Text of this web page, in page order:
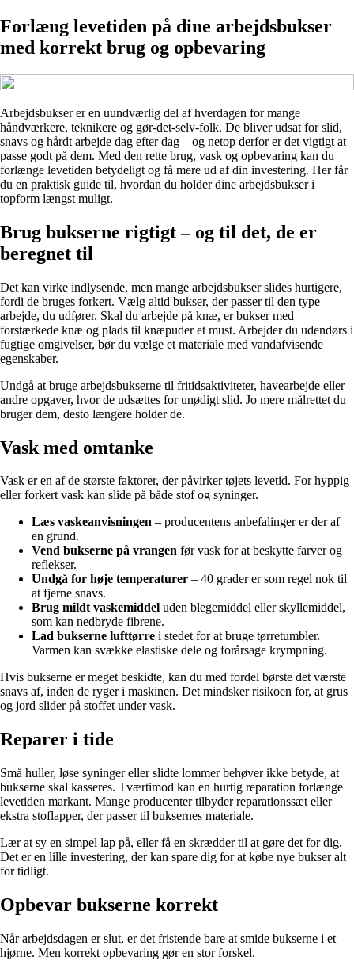
Forlæng levetiden på dine arbejdsbukser
med korrekt brug og opbevaring
Arbejdsbukser er en uundværlig del af hverdagen for mange
håndværkere, teknikere og gør-det-selv-folk. De bliver udsat for slid,
snavs og hårdt arbejde dag efter dag – og netop derfor er det vigtigt at
passe godt på dem. Med den rette brug, vask og opbevaring kan du
forlænge levetiden betydeligt og få mere ud af din investering. Her får
du en praktisk guide til, hvordan du holder dine arbejdsbukser i
topform længst muligt.
Brug bukserne rigtigt – og til det, de er
beregnet til
Det kan virke indlysende, men mange arbejdsbukser slides hurtigere,
fordi de bruges forkert. Vælg altid bukser, der passer til den type
arbejde, du udfører. Skal du arbejde på knæ, er bukser med
forstærkede knæ og plads til knæpuder et must. Arbejder du udendørs i
fugtige omgivelser, bør du vælge et materiale med vandafvisende
egenskaber.
Undgå at bruge arbejdsbukserne til fritidsaktiviteter, havearbejde eller
andre opgaver, hvor de udsættes for unødigt slid. Jo mere målrettet du
bruger dem, desto længere holder de.
Vask med omtanke
Vask er en af de største faktorer, der påvirker tøjets levetid. For hyppig
eller forkert vask kan slide på både stof og syninger.
Læs vaskeanvisningen – producentens anbefalinger er der af
en grund.
Vend bukserne på vrangen før vask for at beskytte farver og
reflekser.
Undgå for høje temperaturer – 40 grader er som regel nok til
at fjerne snavs.
Brug mildt vaskemiddel uden blegemiddel eller skyllemiddel,
som kan nedbryde fibrene.
Lad bukserne lufttørre i stedet for at bruge tørretumbler.
Varmen kan svække elastiske dele og forårsage krympning.
Hvis bukserne er meget beskidte, kan du med fordel børste det værste
snavs af, inden de ryger i maskinen. Det mindsker risikoen for, at grus
og jord slider på stoffet under vask.
Reparer i tide
Små huller, løse syninger eller slidte lommer behøver ikke betyde, at
bukserne skal kasseres. Tværtimod kan en hurtig reparation forlænge
levetiden markant. Mange producenter tilbyder reparationssæt eller
ekstra stoflapper, der passer til buksernes materiale.
Lær at sy en simpel lap på, eller få en skrædder til at gøre det for dig.
Det er en lille investering, der kan spare dig for at købe nye bukser alt
for tidligt.
Opbevar bukserne korrekt
Når arbejdsdagen er slut, er det fristende bare at smide bukserne i et
hjørne. Men korrekt opbevaring gør en stor forskel.